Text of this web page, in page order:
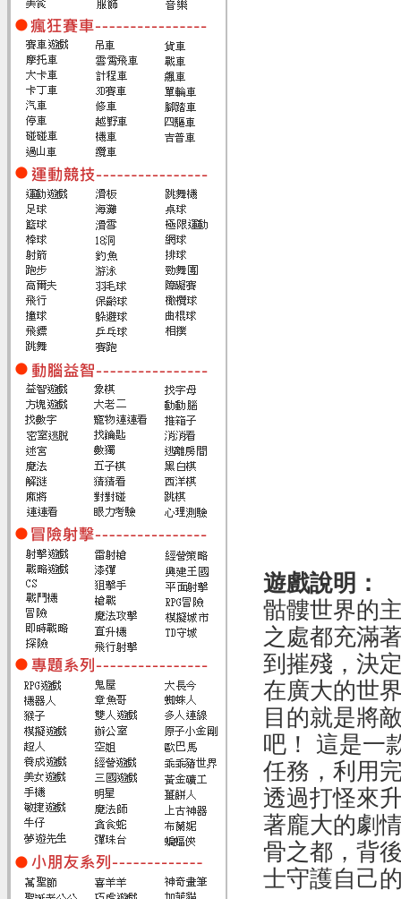
遊戲說明：
骷髏世界的
之處都充滿
到摧殘，決
在廣大的世
目的就是將
吧！ 這是一
任務，利用
透過打怪來
著龐大的劇
骨之都，背
士守護自己